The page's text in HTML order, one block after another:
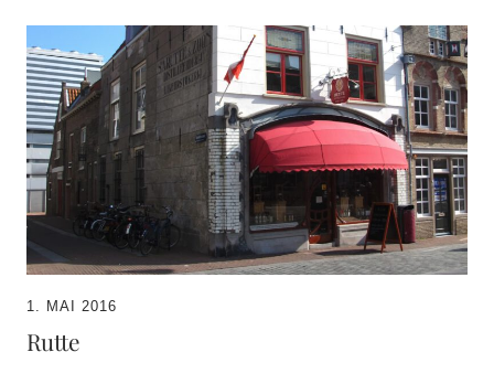
1. MAI 2016
Rutte